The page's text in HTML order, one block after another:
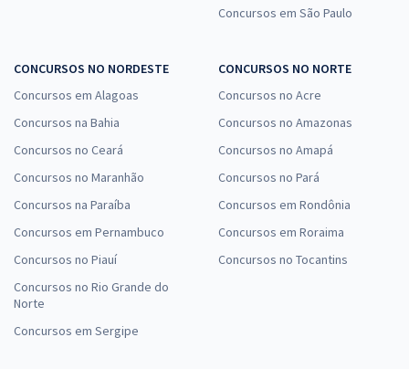
Prefeitura de Monte Negro - RO - Técnico em Desenvolvimento
R$ 479,92
à vista
R$39,99
Prefeitura de Monte Negro - RO - Professor Nível II - Língua
ou 12x de
Concursos em São Paulo
CONCURSOS NO NORDESTE
Concursos em Alagoas
Concursos na Bahia
Concursos no Ceará
Concursos no Maranhão
Concursos na Paraíba
Concursos em Pernambuco
Concursos no Piauí
Concursos no Rio Grande do
Norte
Concursos em Sergipe
CONCURSOS NO NORTE
Concursos no Acre
Concursos no Amazonas
Concursos no Amapá
Concursos no Pará
Concursos em Rondônia
Concursos em Roraima
Concursos no Tocantins